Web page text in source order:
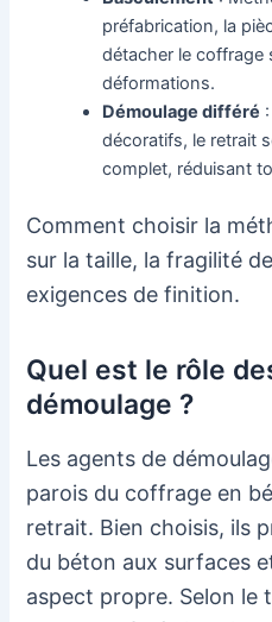
préfabrication, la
détacher le coffrage
déformations.
Démoulage différé
décoratifs, le retrait
complet, réduisant
Comment choisir la
sur la taille, la fragilité
exigences de finition.
Quel est le rôle
démoulage ?
Les agents de
parois du coffrage en
retrait. Bien choisis, ils
du béton aux surfaces
aspect propre. Selon le